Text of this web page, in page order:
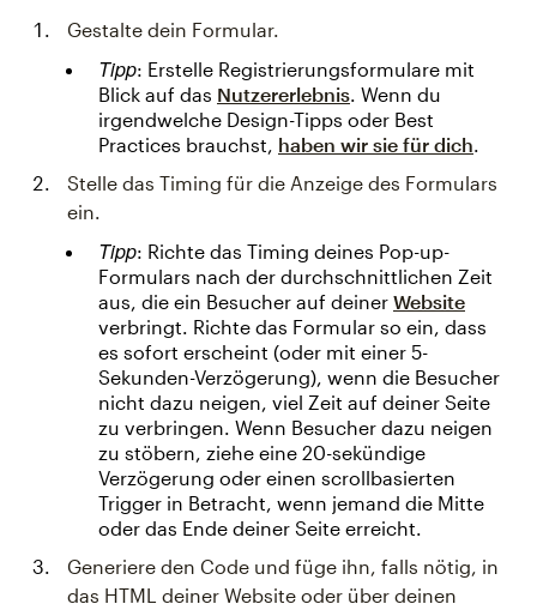
Gestalte dein Formular.
Tipp: Erstelle Registrierungsformulare mit
Blick auf das Nutzererlebnis. Wenn du
irgendwelche Design-Tipps oder Best
Practices brauchst, haben wir sie für dich.
Stelle das Timing für die Anzeige des Formulars
ein.
Tipp: Richte das Timing deines Pop-up-
Formulars nach der durchschnittlichen Zeit
aus, die ein Besucher auf deiner Website
verbringt. Richte das Formular so ein, dass
es sofort erscheint (oder mit einer 5-
Sekunden-Verzögerung), wenn die Besucher
nicht dazu neigen, viel Zeit auf deiner Seite
zu verbringen. Wenn Besucher dazu neigen
zu stöbern, ziehe eine 20-sekündige
Verzögerung oder einen scrollbasierten
Trigger in Betracht, wenn jemand die Mitte
oder das Ende deiner Seite erreicht.
Generiere den Code und füge ihn, falls nötig, in
das HTML deiner Website oder über deinen